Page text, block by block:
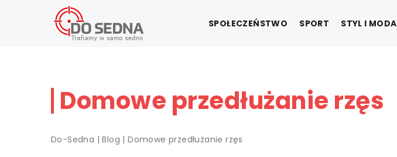
SPOŁECZEŃSTWO SPORT STYL I MODA
Domowe przedłużanie rzęs
Do-Sedna |Blog |Domowe przedłużanie rzęs